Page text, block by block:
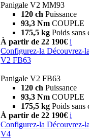
Panigale V2 MM93
120 ch Puissance
93,3 Nm COUPLE
175,5 kg Poids sans
À partir de 22 190€ i
Configurez-la Découvrez-la
V2 FB63
Panigale V2 FB63
120 ch Puissance
93,3 Nm COUPLE
175,5 kg Poids sans
À partir de 22 190€ i
Configurez-la Découvrez-la
V4